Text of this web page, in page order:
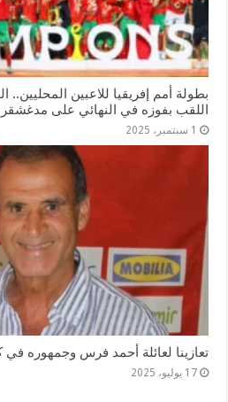
بطولة أمم إفريقيا للاعبين المحليين..
اللقب بفوزه في النهائي على مدغشقر (3-
1 سبتمبر، 2025
تعازينا لعائلة أحمد فرس وجمهوره في
17 يوليو، 2025